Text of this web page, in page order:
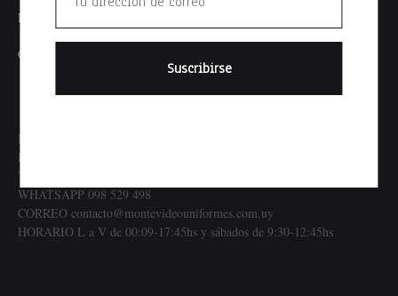
Politica de Privacidad
Contacto
DIRECCION Salvador Ferrer Serra 2172 enre Joaquín Requena y
Paullier
TELÉFONO 24015020
WHATSAPP 098 529 498
CORREO contacto@montevideouniformes.com.uy
HORARIO L a V de 00:09-17:45hs y sábados de 9:30-12:45hs